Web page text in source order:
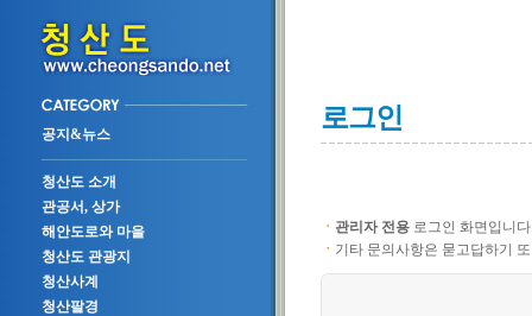
공지&뉴스
청산도 소개
관공서, 상가
해안도로와 마을
청산도 관광지
청산사계
청산팔경
로그인
ㆍ 관리자 전용 로그인 화면입니
ㆍ 기타 문의사항은 묻고답하기